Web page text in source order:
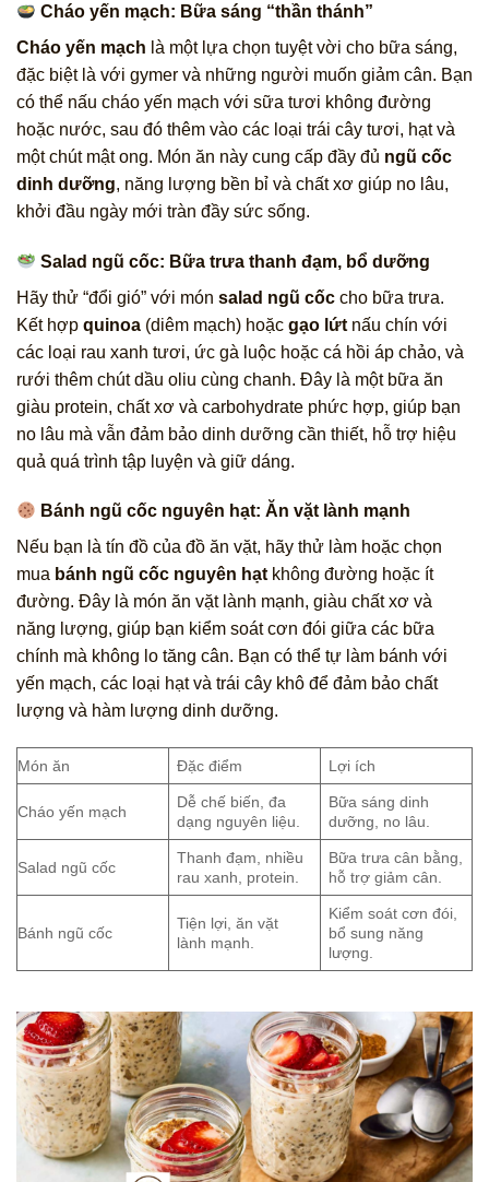
Cháo yến mạch: Bữa sáng “thần thánh”
Cháo yến mạch là một lựa chọn tuyệt vời cho bữa sáng,
đặc biệt là với gymer và những người muốn giảm cân. Bạn
có thể nấu cháo yến mạch với sữa tươi không đường
hoặc nước, sau đó thêm vào các loại trái cây tươi, hạt và
một chút mật ong. Món ăn này cung cấp đầy đủ ngũ cốc
dinh dưỡng, năng lượng bền bỉ và chất xơ giúp no lâu,
khởi đầu ngày mới tràn đầy sức sống.
Salad ngũ cốc: Bữa trưa thanh đạm, bổ dưỡng
Hãy thử “đổi gió” với món salad ngũ cốc cho bữa trưa.
Kết hợp quinoa (diêm mạch) hoặc gạo lứt nấu chín với
các loại rau xanh tươi, ức gà luộc hoặc cá hồi áp chảo, và
rưới thêm chút dầu oliu cùng chanh. Đây là một bữa ăn
giàu protein, chất xơ và carbohydrate phức hợp, giúp bạn
no lâu mà vẫn đảm bảo dinh dưỡng cần thiết, hỗ trợ hiệu
quả quá trình tập luyện và giữ dáng.
Bánh ngũ cốc nguyên hạt: Ăn vặt lành mạnh
Nếu bạn là tín đồ của đồ ăn vặt, hãy thử làm hoặc chọn
mua bánh ngũ cốc nguyên hạt không đường hoặc ít
đường. Đây là món ăn vặt lành mạnh, giàu chất xơ và
năng lượng, giúp bạn kiểm soát cơn đói giữa các bữa
chính mà không lo tăng cân. Bạn có thể tự làm bánh với
yến mạch, các loại hạt và trái cây khô để đảm bảo chất
lượng và hàm lượng dinh dưỡng.
Món ăn Đặc điểm Lợi ích
Cháo yến mạch
Dễ chế biến, đa
dạng nguyên liệu.
Bữa sáng dinh
dưỡng, no lâu.
Salad ngũ cốc
Thanh đạm, nhiều
rau xanh, protein.
Bữa trưa cân bằng,
hỗ trợ giảm cân.
Bánh ngũ cốc
Tiện lợi, ăn vặt
lành mạnh.
Kiểm soát cơn đói,
bổ sung năng
lượng.